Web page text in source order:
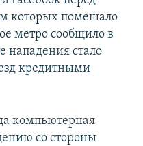
которых помешало
метро сообщило в
нападения стало
кредитными
компьютерная
со стороны